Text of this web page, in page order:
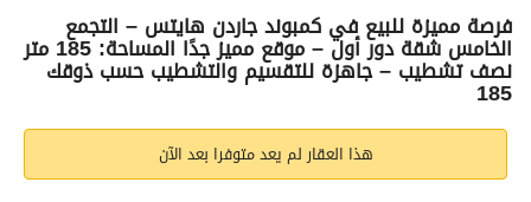
التفاصيل الاتجاهات والمؤشرات رهن عقاري
فرصة مميزة للبيع في كمبوند جاردن هايتس – التجمع
الخامس شقة دور أول – موقع مميز جدًا المساحة: 185 متر
نصف تشطيب – جاهزة للتقسيم والتشطيب حسب ذوقك
185
هذا العقار لم يعد متوفرا بعد الآن